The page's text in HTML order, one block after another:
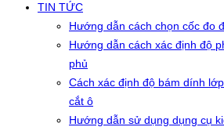
TIN TỨC
Hướng dẫn cách chọn cốc đo
Hướng dẫn cách xác định độ
phủ
Cách xác định độ bám dính
cắt ô
Hướng dẫn sử dụng dụng cụ